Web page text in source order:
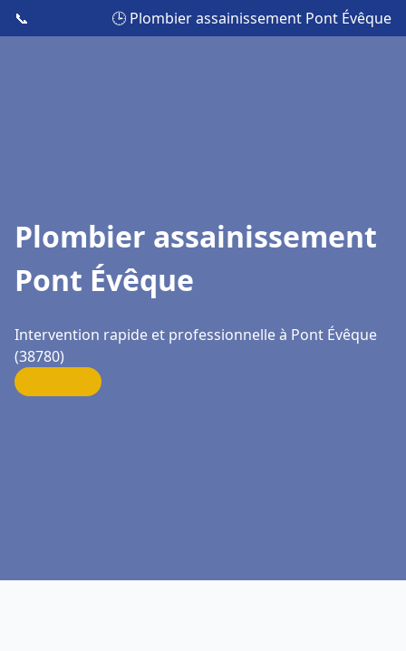
📞 🕒 Plombier assainissement Pont Évêque
Plombier assainissement
Pont Évêque
Intervention rapide et professionnelle à Pont Évêque
(38780)